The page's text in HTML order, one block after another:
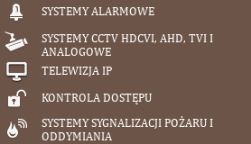
SYSTEMY ALARMOWE
SYSTEMY CCTV HDCVI, AHD, TVI I
ANALOGOWE
TELEWIZJA IP
KONTROLA DOSTĘPU
SYSTEMY SYGNALIZACJI POŻARU I
ODDYMIANIA